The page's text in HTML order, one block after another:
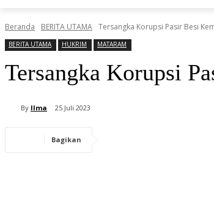
Beranda BERITA UTAMA Tersangka Korupsi Pasir Besi
BERITA UTAMA HUKRIM MATARAM
Tersangka Korupsi
By Ilma 25 Juli 2023
Bagikan